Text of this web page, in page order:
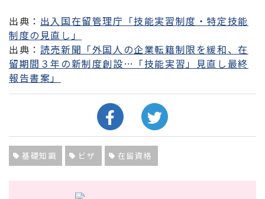
出典： 出入国在留管理庁「技能実習制度・特定技能
制度の見直し」
出典： 読売新聞「外国人の企業転籍制限を緩和、在
留期間３年の新制度創設…「技能実習」見直し最終
報告書案」
基礎知識 ビザ 在留資格